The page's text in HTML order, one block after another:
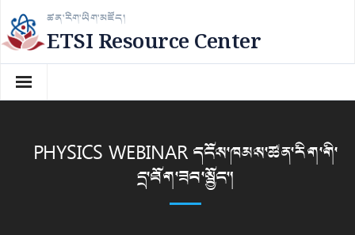
Skip
to
content
ཚན་རིག་ཡིག་མཛོད།
ETSI Resource Center
PHYSICS WEBINAR དངོས་ཁམས་ཚན་རིག་གི་
དྲ་ཐོག་ཟབ་སྦྱོང་།